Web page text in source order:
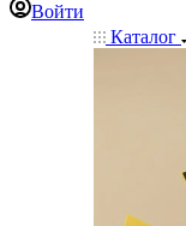
Войти
Каталог